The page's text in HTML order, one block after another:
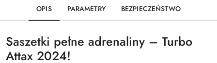
OPIS PARAMETRY BEZPIECZEŃSTWO
Saszetki pełne adrenaliny – Turbo
Attax 2024!